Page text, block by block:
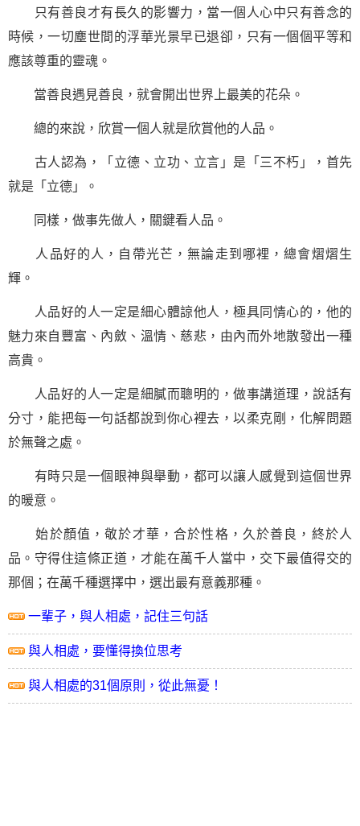
只有善良才有長久的影響力，當一個人心中只有善念的
時候，一切塵世間的浮華光景早已退卻，只有一個個平等和
應該尊重的靈魂。
當善良遇見善良，就會開出世界上最美的花朵。
總的來說，欣賞一個人就是欣賞他的人品。
古人認為，「立德、立功、立言」是「三不朽」，首先
就是「立德」。
同樣，做事先做人，關鍵看人品。
人品好的人，自帶光芒，無論走到哪裡，總會熠熠生
輝。
人品好的人一定是細心體諒他人，極具同情心的，他的
魅力來自豐富、內斂、溫情、慈悲，由內而外地散發出一種
高貴。
人品好的人一定是細膩而聰明的，做事講道理，說話有
分寸，能把每一句話都說到你心裡去，以柔克剛，化解問題
於無聲之處。
有時只是一個眼神與舉動，都可以讓人感覺到這個世界
的暖意。
始於顏值，敬於才華，合於性格，久於善良，終於人
品。守得住這條正道，才能在萬千人當中，交下最值得交的
那個；在萬千種選擇中，選出最有意義那種。
一輩子，與人相處，記住三句話
與人相處，要懂得換位思考
與人相處的31個原則，從此無憂！